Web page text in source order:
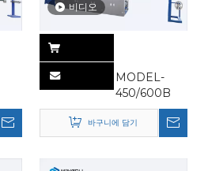
비디오
MODEL-
450/600B
바구니에 담기